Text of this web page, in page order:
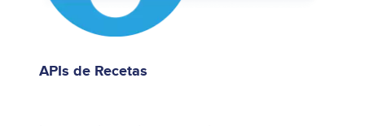
APIs de Recetas